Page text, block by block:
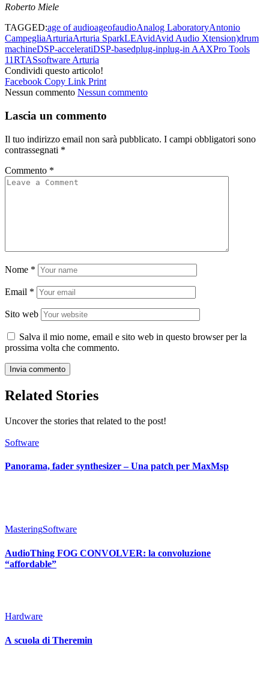
Roberto Miele
TAGGED:age of audioageofaudioAnalog LaboratoryAntonio
CampegliaArturiaArturia SparkLEAvidAvid Audio Xtension)drum
machineDSP-acceleratiDSP-basedplug-inplug-in AAXPro Tools
11RTASsoftware Arturia
Condividi questo articolo!
Facebook Copy Link Print
Nessun commento Nessun commento
Lascia un commento
Il tuo indirizzo email non sarà pubblicato. I campi obbligatori sono
contrassegnati *
Commento *
Nome *
Email *
Sito web
Salva il mio nome, email e sito web in questo browser per la
prossima volta che commento.
Related Stories
Uncover the stories that related to the post!
Software
Panorama, fader synthesizer – Una patch per MaxMsp
MasteringSoftware
AudioThing FOG CONVOLVER: la convoluzione
“affordable”
Hardware
A scuola di Theremin